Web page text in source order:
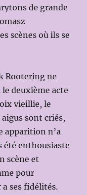
de grande
scènes où ils se
Rootering ne
deuxième acte
vieillie, le
sont criés,
apparition n’a
été enthousiaste
scène et
pour
ses fidélités.